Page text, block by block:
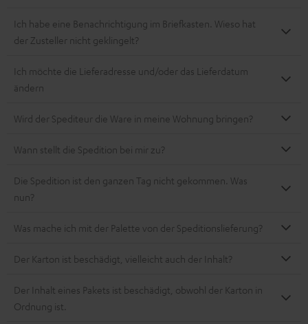
Ich habe eine Benachrichtigung im Briefkasten. Wieso hat
der Zusteller nicht geklingelt?
Ich möchte die Lieferadresse und/oder das Lieferdatum
ändern
Wird der Spediteur die Ware in meine Wohnung bringen?
Wann stellt die Spedition bei mir zu?
Die Spedition ist den ganzen Tag nicht gekommen. Was
nun?
Was mache ich mit der Palette von der Speditionslieferung?
Der Karton ist beschädigt, vielleicht auch der Inhalt?
Der Inhalt eines Pakets ist beschädigt, obwohl der Karton in
Ordnung ist.